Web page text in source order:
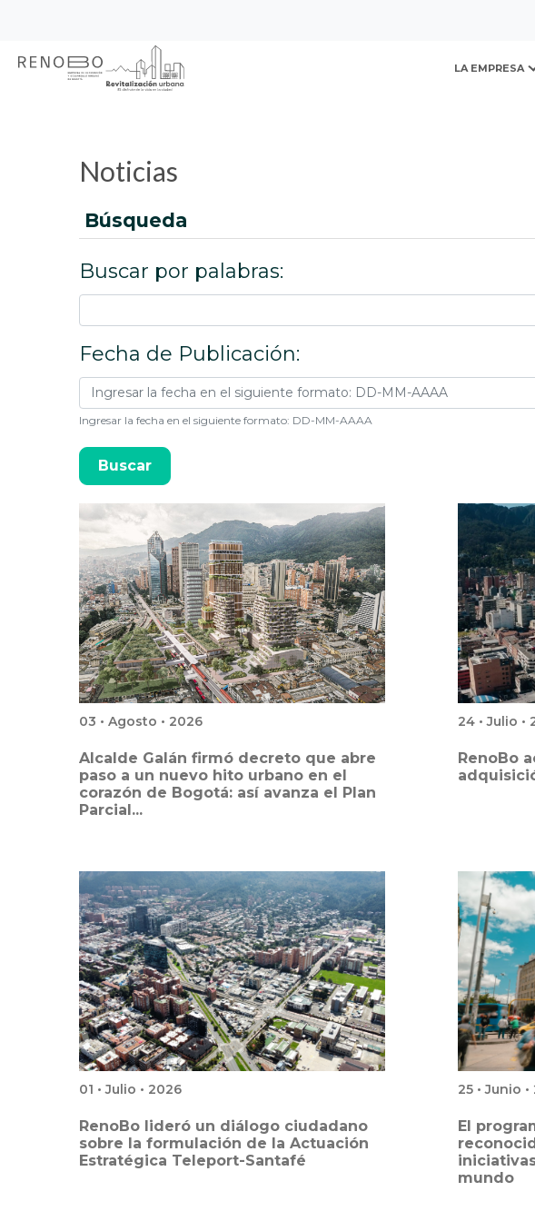
contenido
Sitio Web Empresa de LA EMPRESA
Noticias
búsqueda
Buscar por palabras:
Fecha de Publicación:
Ingresar la fecha en el siguiente formato: DD-MM-AAAA
03 • Agosto • 2026
Alcalde Galán firmó decreto que abre
paso a un nuevo hito urbano en el
corazón de Bogotá: así avanza el Plan
Parcial...
24 • Julio •
RenoBo
01 • Julio • 2026
RenoBo lideró un diálogo ciudadano
sobre la formulación de la Actuación
Estratégica Teleport-Santafé
25 • Junio
El
mundo